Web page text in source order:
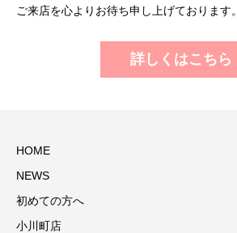
ご来店を心よりお待ち申し上げております。
詳しくはこちら
HOME
NEWS
初めての方へ
小川町店